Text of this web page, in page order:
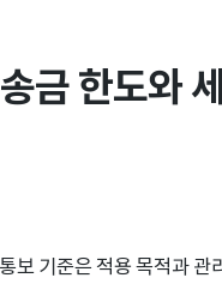
금 한도와
보 기준은 적용 목적과